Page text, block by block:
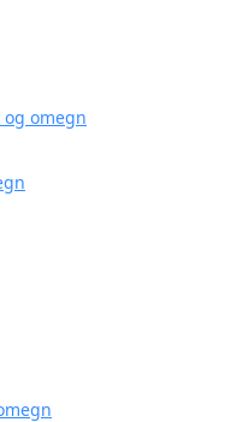
og omegn